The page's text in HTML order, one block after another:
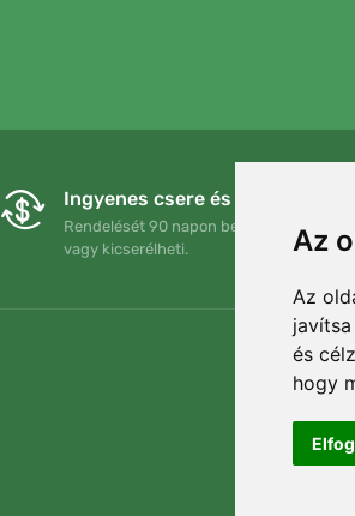
Az
Az
és
hogy
Ingyenes csere és visszaküldés
Rendelését 90 napon belül bármikor
vagy kicserélheti.